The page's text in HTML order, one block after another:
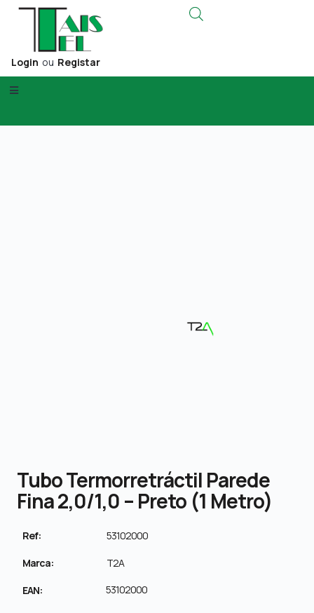
Login ou Registar
Tubo Termorretráctil Parede
Fina 2,0/1,0 – Preto (1 Metro)
Ref: 53102000
Marca: T2A
EAN: 53102000